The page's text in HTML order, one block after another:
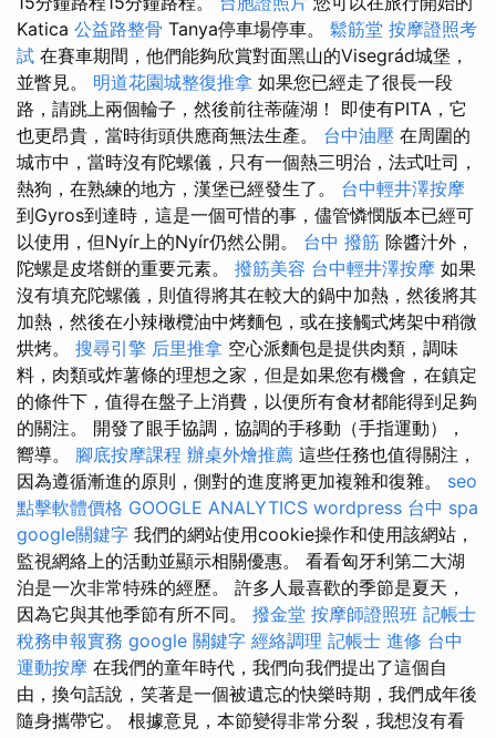
Katica 公益路整骨 Tanya停車場停車。 鬆筋堂 按摩證照考
試 在賽車期間，他們能夠欣賞對面黑山的Visegrád城堡，
並瞥見。 明道花園城整復推拿 如果您已經走了很長一段
路，請跳上兩個輪子，然後前往蒂薩湖！ 即使有PITA，它
也更昂貴，當時街頭供應商無法生產。 台中油壓 在周圍的
城市中，當時沒有陀螺儀，只有一個熱三明治，法式吐司，
熱狗，在熟練的地方，漢堡已經發生了。 台中輕井澤按摩
到Gyros到達時，這是一個可惜的事，儘管憐憫版本已經可
以使用，但Nyír上的Nyír仍然公開。 台中 撥筋 除醬汁外，
陀螺是皮塔餅的重要元素。 撥筋美容 台中輕井澤按摩 如果
沒有填充陀螺儀，則值得將其在較大的鍋中加熱，然後將其
加熱，然後在小辣橄欖油中烤麵包，或在接觸式烤架中稍微
烘烤。 搜尋引擎 后里推拿 空心派麵包是提供肉類，調味
料，肉類或炸薯條的理想之家，但是如果您有機會，在鎮定
的條件下，值得在盤子上消費，以便所有食材都能得到足夠
的關注。 開發了眼手協調，協調的手移動（手指運動），
嚮導。 腳底按摩課程 辦桌外燴推薦 這些任務也值得關注，
因為遵循漸進的原則，側對的進度將更加複雜和復雜。 seo
點擊軟體價格 GOOGLE ANALYTICS wordpress 台中 spa
google關鍵字 我們的網站使用cookie操作和使用該網站，
監視網絡上的活動並顯示相關優惠。 看看匈牙利第二大湖
泊是一次非常特殊的經歷。 許多人最喜歡的季節是夏天，
因為它與其他季節有所不同。 撥金堂 按摩師證照班 記帳士
稅務申報實務 google 關鍵字 經絡調理 記帳士 進修 台中
運動按摩 在我們的童年時代，我們向我們提出了這個自
由，換句話說，笑著是一個被遺忘的快樂時期，我們成年後
隨身攜帶它。 根據意見，本節變得非常分裂，我想沒有看